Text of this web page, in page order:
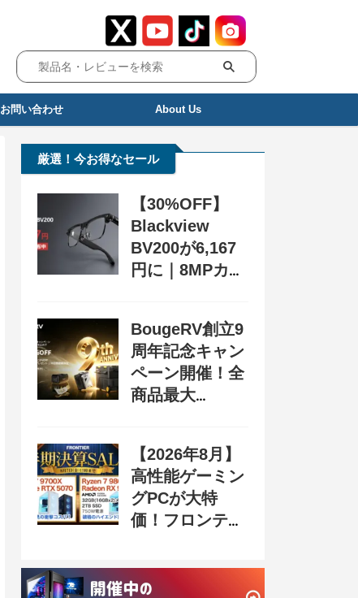
お問い合わせ About Us
厳選！今お得なセール
【30%OFF】
Blackview
BV200が6,167
円に｜8MPカメ
ン配布中
BougeRV創立9
周年記念キャン
ペーン開催！全
商品最大
31日まで
【2026年8月】
高性能ゲーミン
グPCが大特
価！フロンティ
SALE』開催、
セール情報まと